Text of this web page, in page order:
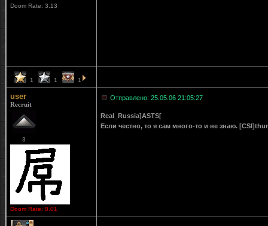
Doom Rate: 3.13
1 1 1
user
Recruit
3
Doom Rate: 0.01
Отправлено: 25.05.06 21:05:27
Real_Russia]ASTS[
Если честно, то я сам много-то и не знаю.